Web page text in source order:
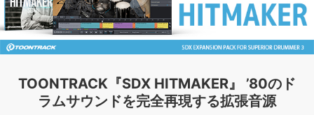
プラグイン・エフェクト »
ソフトウェア／ツール »
キャンペーン »
製品サポート情報 »
SYLENTH1
VOCALOID VIENNA
ライセンスフリーBGM
TOONTRACK
サンプルパックを試そう
MUTANT
シネマティック音源特集
EZdrummer2
KOTO NATION
ソフト音源 プラグイン・エフェクト サンプルパック
記事一覧
TOONTRACK『SDX HITMAKER』 ’80のド
ラムサウンドを完全再現する拡張音源